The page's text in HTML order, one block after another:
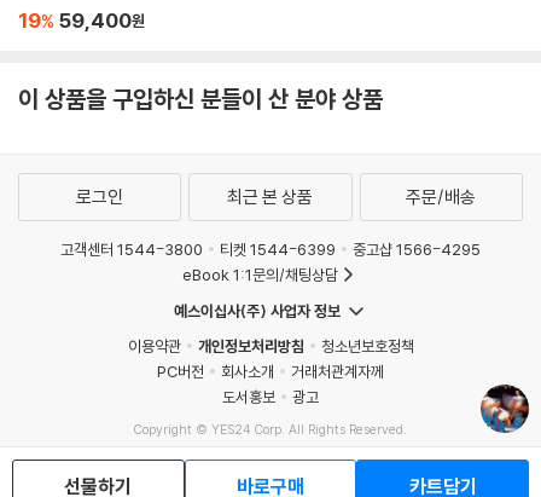
19% 59,400원
이 상품을 구입하신 분들이 산 분야 상품
선물하기 바로구매 카트담기
로그인 최근 본 상품 주문/배송
고객센터 1544-3800 티켓 1544-6399
중고샵 1566-4295
eBook 1:1문의/채팅상담
예스이십사(주) 사업자 정보
이용약관
개인정보처리방침
청소년보호정책
PC버전
회사소개
거래처관계자께
도서홍보
광고
Copyright © YES24 Corp. All Rights Reserved.